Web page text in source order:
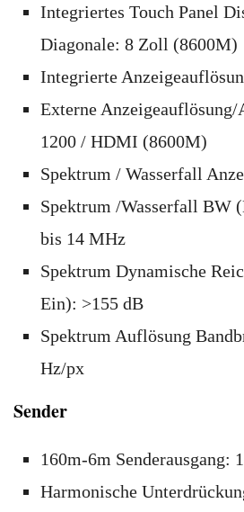
Integriertes Touch Panel
Diagonale: 8 Zoll (8600M)
Integrierte
Externe Anzeigeauflösung/
1200 / HDMI (8600M)
Spektrum / Wasserfall
Spektrum /Wasserfall BW
bis 14 MHz
Spektrum Dynamische
Ein): >155 dB
Spektrum Auflösung
Hz/px
Sender
160m-6m Senderausgang:
Harmonische